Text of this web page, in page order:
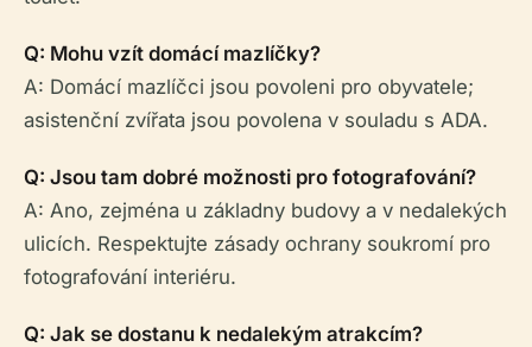
Q: Mohu vzít domácí mazlíčky?
A: Domácí mazlíčci jsou povoleni pro obyvatele;
asistenční zvířata jsou povolena v souladu s ADA.
Q: Jsou tam dobré možnosti pro fotografování?
A: Ano, zejména u základny budovy a v nedalekých
ulicích. Respektujte zásady ochrany soukromí pro
fotografování interiéru.
Q: Jak se dostanu k nedalekým atrakcím?